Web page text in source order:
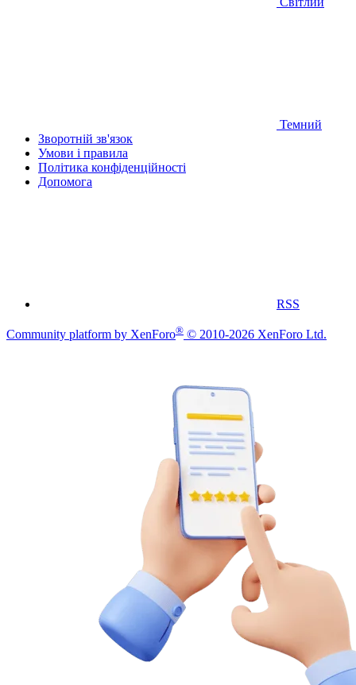
Темний
Зворотній зв'язок
Умови і правила
Політика конфіденційності
Дoпoмoга
RSS
Community platform by XenForo® © 2010-2026 XenForo Ltd.